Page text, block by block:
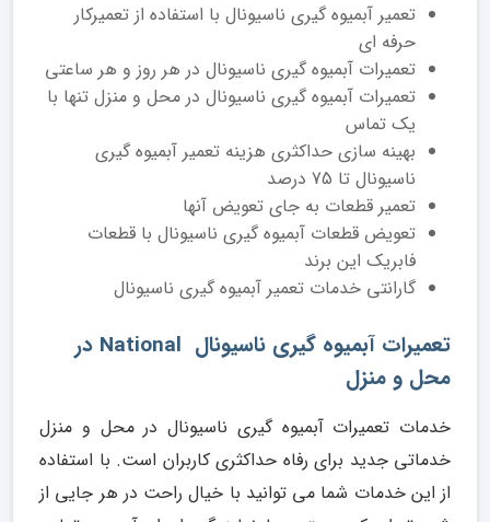
تعمیر آبمیوه گیری ناسیونال با استفاده از تعمیرکار
حرفه ای
تعمیرات آبمیوه گیری ناسیونال در هر روز و هر ساعتی
تعمیرات آبمیوه گیری ناسیونال در محل و منزل تنها با
یک تماس
بهینه سازی حداکثری هزینه تعمیر آبمیوه گیری
ناسیونال تا 75 درصد
تعمیر قطعات به جای تعویض آنها
تعویض قطعات آبمیوه گیری ناسیونال با قطعات
فابریک این برند
گارانتی خدمات تعمیر آبمیوه گیری ناسیونال
تعمیرات آبمیوه گیری ناسیونال National در
محل و منزل
خدمات تعمیرات آبمیوه گیری ناسیونال در محل و منزل
خدماتی جدید برای رفاه حداکثری کاربران است. با استفاده
از این خدمات شما می توانید با خیال راحت در هر جایی از